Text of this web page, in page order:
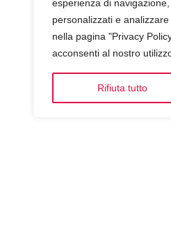
esperienza di
personalizzati e
nella pagina "Privacy
acconsenti al nostro
Rifiuta tutto